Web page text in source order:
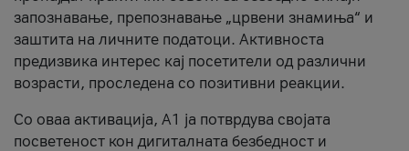
запознавање, препознавање „црвени знамиња“ и
заштита на личните податоци. Активноста
предизвика интерес кај посетители од различни
возрасти, проследена со позитивни реакции.
Со оваа активација, А1 ја потврдува својата
посветеност кон дигиталната безбедност и